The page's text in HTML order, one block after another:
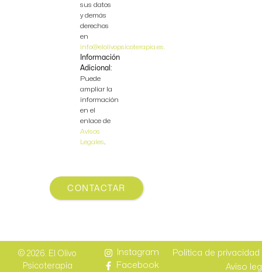
sus datos
y demás
derechos
en
info@elolivopsicoterapia.es.
Información
Adicional:
Puede
ampliar la
información
en el
enlace de
Avisos
Legales
CONTACTAR
© 2026. El Olivo
Psicoterapia
Instagram
Facebook
Política de privacidad
Aviso